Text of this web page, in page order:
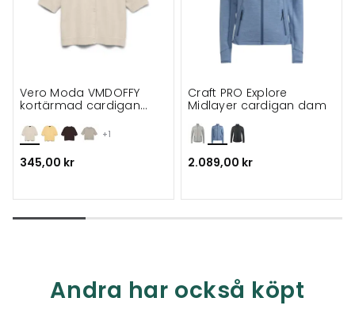
+1
Vero Moda VMDOFFY
kortärmad cardigan
345,00 kr
Craft PRO Explore
Midlayer cardigan dam
2.089,00 kr
Andra har också köpt